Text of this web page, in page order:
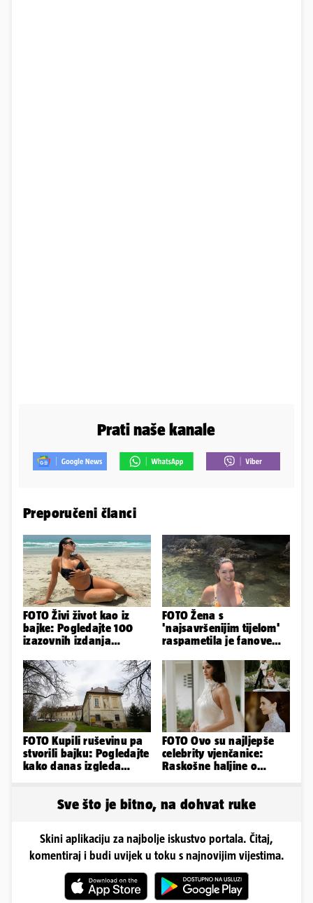
Prati naše kanale
Preporučeni članci
FOTO Živi život kao iz
bajke: Pogledajte 100
izazovnih izdanja
FOTO Žena s
'najsavršenijim tijelom'
raspametila je fanove
plićaka
FOTO Kupili ruševinu pa
stvorili bajku: Pogledajte
kako danas izgleda
FOTO Ovo su najljepše
celebrity vjenčanice:
Raskošne haljine o
Sve što je bitno, na dohvat ruke
Skini aplikaciju za najbolje iskustvo portala. Čitaj,
komentiraj i budi uvijek u toku s najnovijim vijestima.